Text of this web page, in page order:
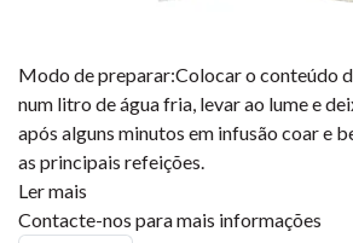
Modo de preparar:Colocar o conteúdo
num litro de água fria, levar ao lume e
após alguns minutos em infusão coar e
as principais refeições.
Ler mais
Contacte-nos para mais informações